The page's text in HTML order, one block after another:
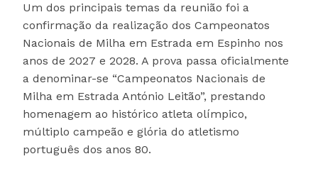
Um dos principais temas da reunião foi a
confirmação da realização dos Campeonatos
Nacionais de Milha em Estrada em Espinho nos
anos de 2027 e 2028. A prova passa oficialmente
a denominar-se “Campeonatos Nacionais de
Milha em Estrada António Leitão”, prestando
homenagem ao histórico atleta olímpico,
múltiplo campeão e glória do atletismo
português dos anos 80.